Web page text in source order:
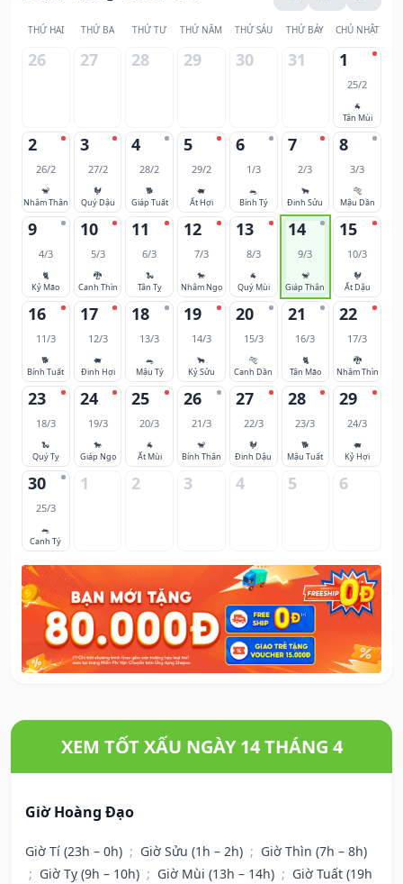
THỨ HAI THỨ BA THỨ TƯ THỨ NĂM THỨ SÁU THỨ BẢY CHỦ NHẬT
26 27 28 29 30 31 1
25/2
🐐
Tân Mùi
2
26/2
🐒
Nhâm Thân
3
27/2
🐓
Quý Dậu
4
28/2
🐕
Giáp Tuất
5
29/2
🐖
Ất Hợi
6
1/3
🐀
Bính Tý
7
2/3
🐂
Đinh Sửu
8
3/3
🐅
Mậu Dần
9
4/3
🐈
Kỷ Mão
10
5/3
🐉
Canh Thìn
11
6/3
🐍
Tân Tỵ
12
7/3
🐎
Nhâm Ngọ
13
8/3
🐐
Quý Mùi
14
9/3
🐒
Giáp Thân
15
10/3
🐓
Ất Dậu
16
11/3
🐕
Bính Tuất
17
12/3
🐖
Đinh Hợi
18
13/3
🐀
Mậu Tý
19
14/3
🐂
Kỷ Sửu
20
15/3
🐅
Canh Dần
21
16/3
🐈
Tân Mão
22
17/3
🐉
Nhâm Thìn
23
18/3
🐍
Quý Tỵ
24
19/3
🐎
Giáp Ngọ
25
20/3
🐐
Ất Mùi
26
21/3
🐒
Bính Thân
27
22/3
🐓
Đinh Dậu
28
23/3
🐕
Mậu Tuất
29
24/3
🐖
Kỷ Hợi
30
25/3
🐀
Canh Tý
1 2 3 4 5 6
XEM TỐT XẤU NGÀY 14 THÁNG 4
Giờ Hoàng Đạo
Giờ Tí (23h – 0h) ; Giờ Sửu (1h – 2h) ; Giờ Thìn (7h – 8h)
; Giờ Tỵ (9h – 10h) ; Giờ Mùi (13h – 14h) ; Giờ Tuất (19h